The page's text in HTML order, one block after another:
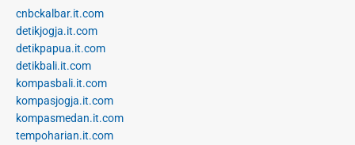
cnbckalbar.it.com
detikjogja.it.com
detikpapua.it.com
detikbali.it.com
kompasbali.it.com
kompasjogja.it.com
kompasmedan.it.com
tempoharian.it.com